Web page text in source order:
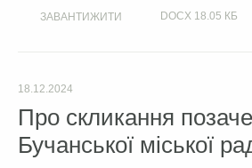
ЗАВАНТИЖИТИ DOCX 18.05 КБ
18.12.2024
Про скликання
Бучанської міської